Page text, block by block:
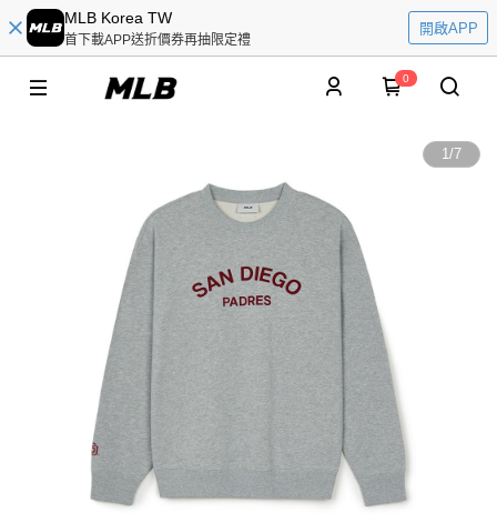
MLB Korea TW
首下載APP送折價券再抽限定禮
開啟APP
0
1/7